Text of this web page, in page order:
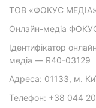
ТОВ «ФОКУС МЕДІА»
Онлайн-медіа
Ідентифікатор
медіа — R40-03129
Адреса: 01133, м.
Телефон: +38 044